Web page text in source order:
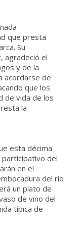
que presta
Su
agradeció el
y de la
acordarse de
que los
de vida de los
la
esta décima
del
en el
del río
un plato de
de vino del
típica de